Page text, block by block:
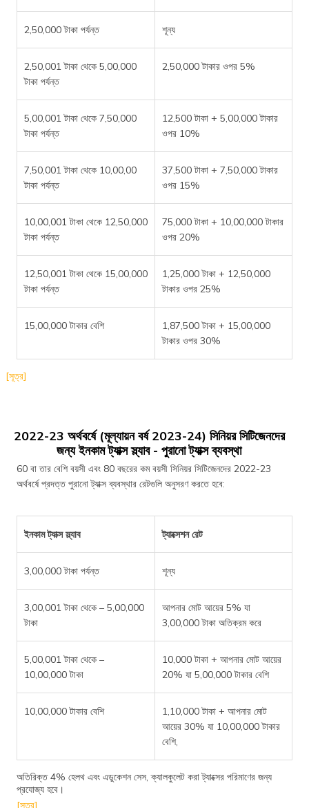
2,50,000 টাকা পর্যন্ত শূন্য
2,50,001 টাকা থেকে 5,00,000
টাকা পর্যন্ত
2,50,000 টাকার ওপর 5%
5,00,001 টাকা থেকে 7,50,000
টাকা পর্যন্ত
12,500 টাকা + 5,00,000 টাকার
ওপর 10%
7,50,001 টাকা থেকে 10,00,00
টাকা পর্যন্ত
37,500 টাকা + 7,50,000 টাকার
ওপর 15%
10,00,001 টাকা থেকে 12,50,000
টাকা পর্যন্ত
75,000 টাকা + 10,00,000 টাকার
ওপর 20%
12,50,001 টাকা থেকে 15,00,000
টাকা পর্যন্ত
1,25,000 টাকা + 12,50,000
টাকার ওপর 25%
15,00,000 টাকার বেশি
1,87,500 টাকা + 15,00,000
টাকার ওপর 30%
[সূত্র]
2022-23 অর্থবর্ষে (মূল্যায়ন বর্ষ 2023-24) সিনিয়র সিটিজেনদের
জন্য ইনকাম ট্যাক্স স্ল্যাব - পুরানো ট্যাক্স ব্যবস্থা
60 বা তার বেশি বয়সী এবং 80 বছরের কম বয়সী সিনিয়র সিটিজেনদের 2022-23
অর্থবর্ষে প্রদত্ত পুরানো ট্যাক্স ব্যবস্থার রেটগুলি অনুসরণ করতে হবে:
ইনকাম ট্যাক্স স্ল্যাব ট্যাক্সেশন রেট
3,00,000 টাকা পর্যন্ত শূন্য
3,00,001 টাকা থেকে – 5,00,000
টাকা
আপনার মোট আয়ের 5% যা
3,00,000 টাকা অতিক্রম করে
5,00,001 টাকা থেকে –
10,00,000 টাকা
10,000 টাকা + আপনার মোট আয়ের
20% যা 5,00,000 টাকার বেশি
10,00,000 টাকার বেশি
1,10,000 টাকা + আপনার মোট
আয়ের 30% যা 10,00,000 টাকার
বেশি,
অতিরিক্ত 4% হেলথ এবং এডুকেশন সেস, ক্যালকুলেট করা ট্যাক্সের পরিমাণের জন্য
প্রযোজ্য হবে।
[সূত্র]